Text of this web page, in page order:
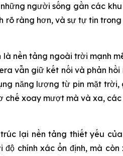
người sống gần các
ràng hơn, và sự tự tin
nền tảng ngoài trời mạnh
vẫn giữ kết nối và phản
năng lượng từ pin mặt
xoay mượt mà và xa,
lại nền tảng thiết yếu
chính xác ổn định, mà